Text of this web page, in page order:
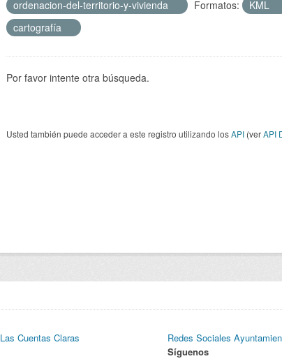
ordenacion-del-territorio-y-vivienda
Formatos: KML
cartografía
Por favor intente otra búsqueda.
Usted también puede acceder a este registro utilizando losAPI (verAPI
Las Cuentas Claras
Redes Sociales
Síguenos